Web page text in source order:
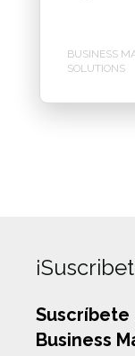
BUSINESS
SOLUTIONS
Suscríbete
Business